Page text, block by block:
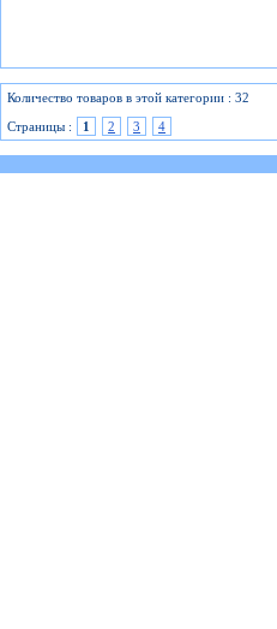
Количество товаров в этой категории : 32
Страницы :
1 2 3 4